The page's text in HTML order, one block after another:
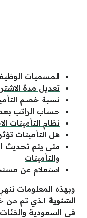
المسميات
تعديل مدة
نسبة خصم
حساب الراتب
نظام التأمينات
هل التأمينات
متى يتم تحديث
والتأمينات
استعلام عن
وبهذه المعلومات
السَنوية الذي تم من
في السعودية